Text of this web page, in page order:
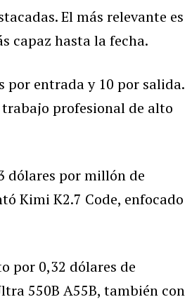
El más relevante es
capaz hasta la fecha.
por entrada y 10 por salida.
profesional de alto
dólares por millón de
Kimi K2.7 Code, enfocado
por 0,32 dólares de
550B A55B, también con